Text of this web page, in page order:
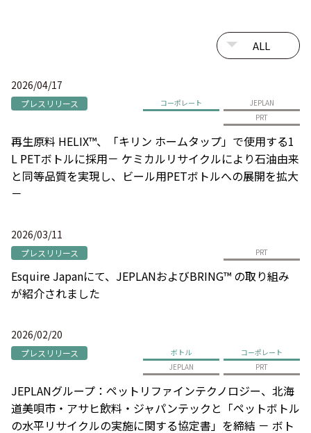
2026/04/17
プレスリリース コーポレート
JEPLAN
PRT
再生原料 HELIX™、「キリン ホームタップ」で使用する1
L PETボトルに採用－ ケミカルリサイクルにより石油由来
と同等品質を実現し、ビール用PETボトルへの展開を拡大
－
2026/03/11
プレスリリース PRT
Esquire Japanにて、JEPLANおよびBRING™ の取り組み
が紹介されました
2026/02/20
プレスリリース ボトル
コーポレート
JEPLAN
PRT
JEPLANグループ：ペットリファインテクノロジー、北海
道美唄市・アサヒ飲料・ジャパンテックと「ペットボトル
の水平リサイクルの実施に関する協定書」を締結 － ボト